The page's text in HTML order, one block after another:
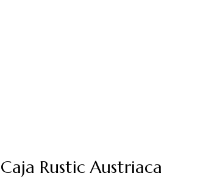
Caja Rustic Austriaca